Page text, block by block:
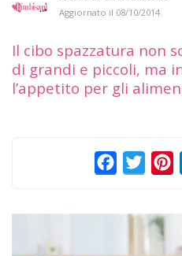
Aggiornato il 08/10/2014
Il cibo spazzatura non
di grandi e piccoli, ma
l’appetito per gli
Facebook